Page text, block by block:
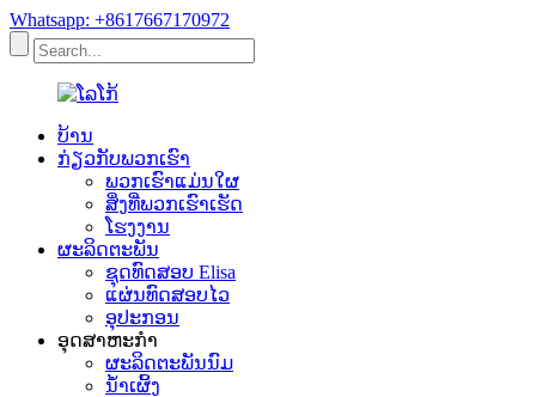
Whatsapp: +8617667170972
ບ້ານ
ກ່ຽວກັບພວກເຮົາ
ພວກເຮົາແມ່ນໃຜ
ສິ່ງທີ່ພວກເຮົາເຮັດ
ໂຮງງານ
ຜະລິດຕະພັນ
ຊຸດທົດສອບ Elisa
ແຜ່ນທົດສອບໄວ
ອຸປະກອນ
ອຸດສາຫະກຳ
ຜະລິດຕະພັນນົມ
ນໍ້າເຜິ້ງ